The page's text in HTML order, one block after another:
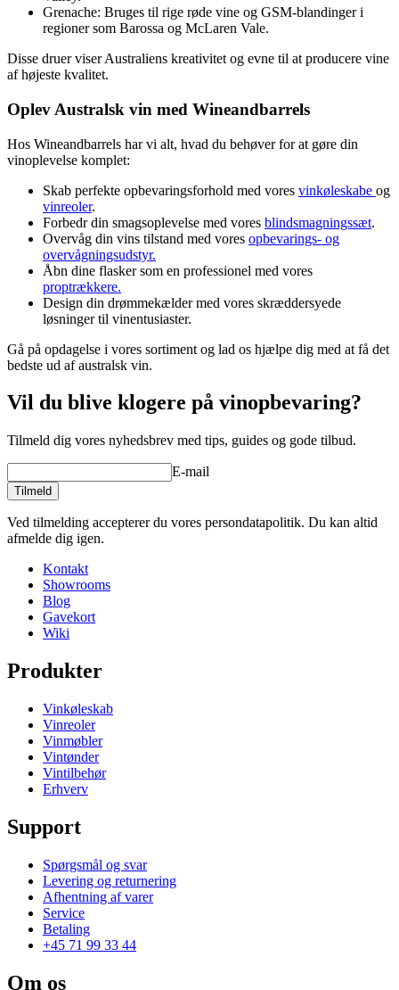
Grenache: Bruges til rige røde vine og GSM-blandinger i
regioner som Barossa og McLaren Vale.
Disse druer viser Australiens kreativitet og evne til at producere vine
af højeste kvalitet.
Oplev Australsk vin med Wineandbarrels
Hos Wineandbarrels har vi alt, hvad du behøver for at gøre din
vinoplevelse komplet:
Skab perfekte opbevaringsforhold med vores vinkøleskabe og
vinreoler.
Forbedr din smagsoplevelse med vores blindsmagningssæt.
Overvåg din vins tilstand med vores opbevarings- og
overvågningsudstyr.
Åbn dine flasker som en professionel med vores
proptrækkere.
Design din drømmekælder med vores skræddersyede
løsninger til vinentusiaster.
Gå på opdagelse i vores sortiment og lad os hjælpe dig med at få det
bedste ud af australsk vin.
Vil du blive klogere på vinopbevaring?
Tilmeld dig vores nyhedsbrev med tips, guides og gode tilbud.
E-mail
Tilmeld
Ved tilmelding accepterer du vores persondatapolitik. Du kan altid
afmelde dig igen.
Kontakt
Showrooms
Blog
Gavekort
Wiki
Produkter
Vinkøleskab
Vinreoler
Vinmøbler
Vintønder
Vintilbehør
Erhverv
Support
Spørgsmål og svar
Levering og returnering
Afhentning af varer
Service
Betaling
+45 71 99 33 44
Om os